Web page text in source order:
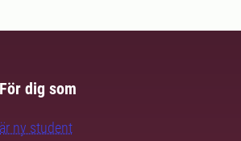
För dig som
är ny student